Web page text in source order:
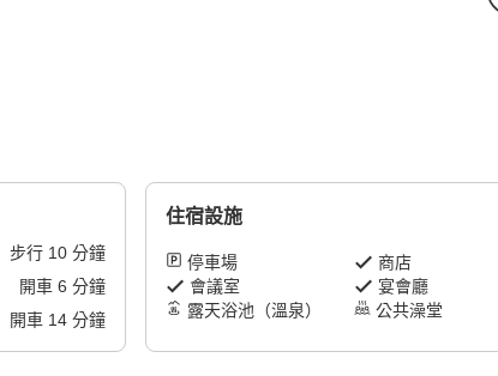
步行 10分鐘
開車 6 分鐘
開車 14分鐘
住宿設施
停車場
商店
會議室
宴會廳
露天浴池（溫泉）
公共澡堂